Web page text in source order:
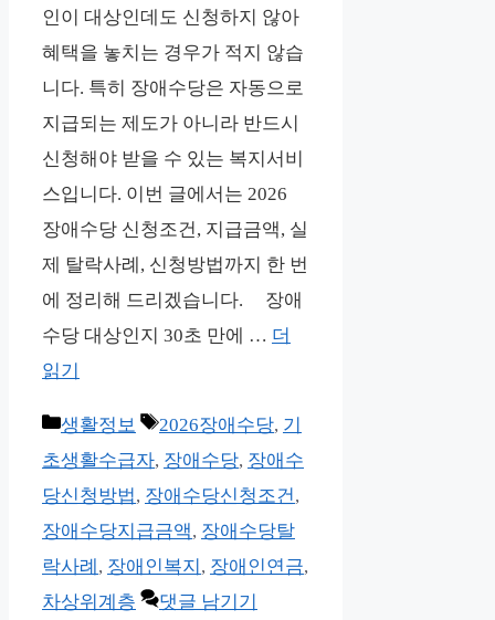
인이 대상인데도 신청하지 않아
혜택을 놓치는 경우가 적지 않습
니다. 특히 장애수당은 자동으로
지급되는 제도가 아니라 반드시
신청해야 받을 수 있는 복지서비
스입니다. 이번 글에서는 2026
장애수당 신청조건, 지급금액, 실
제 탈락사례, 신청방법까지 한 번
에 정리해 드리겠습니다. 장애
수당 대상인지 30초 만에 … 더
읽기
카
테
고
리
생활정보
태
그
2026장애수당, 기
초생활수급자, 장애수당, 장애수
당신청방법, 장애수당신청조건,
장애수당지급금액, 장애수당탈
락사례 , 장애인복지 , 장애인연금,
차상위계층
댓글 남기기